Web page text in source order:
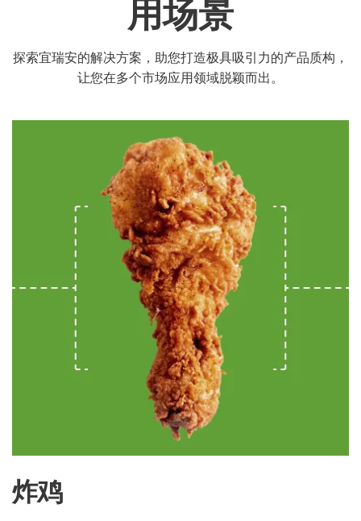
用场景
探索宜瑞安的解决方案，助您打造极具吸引力的产品质构，
让您在多个市场应用领域脱颖而出。
炸鸡